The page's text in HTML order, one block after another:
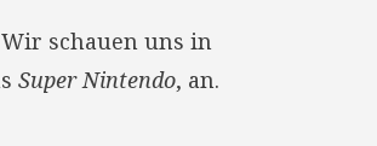
schauen uns in
Super Nintendo, an.